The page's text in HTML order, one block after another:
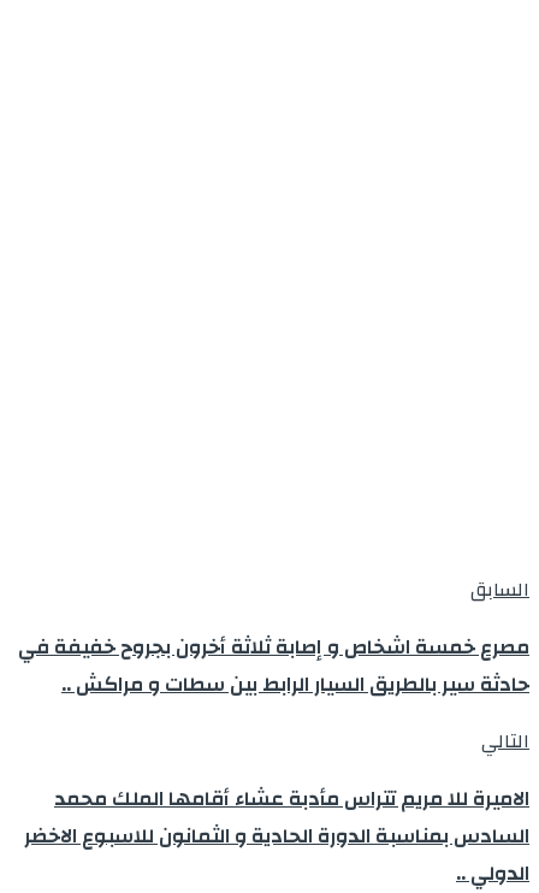
السابق
مصرع خمسة اشخاص و إصابة ثلاثة أخرون بجروح خفيفة في
حادثة سير بالطريق السيار الرابط بين سطات و مراكش ..
التالي
الاميرة للا مريم تتراس مأدبة عشاء أقامها الملك محمد
السادس بمناسبة الدورة الحادية و الثمانون للاسبوع الاخضر
الدولي ..